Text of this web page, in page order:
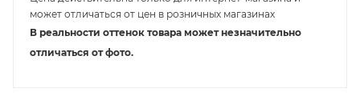
может отличаться от цен в розничных магазинах
В реальности оттенок товара может незначительно
отличаться от фото.